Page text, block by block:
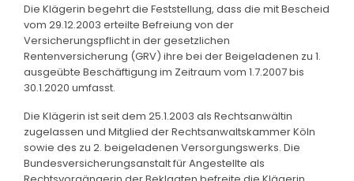
Die Klägerin begehrt die Feststellung, dass die mit Bescheid
vom 29.12.2003 erteilte Befreiung von der
Versicherungspflicht in der gesetzlichen
Rentenversicherung (GRV) ihre bei der Beigeladenen zu 1.
ausgeübte Beschäftigung im Zeitraum vom 1.7.2007 bis
30.1.2020 umfasst.
Die Klägerin ist seit dem 25.1.2003 als Rechtsanwältin
zugelassen und Mitglied der Rechtsanwaltskammer Köln
sowie des zu 2. beigeladenen Versorgungswerks. Die
Bundesversicherungsanstalt für Angestellte als